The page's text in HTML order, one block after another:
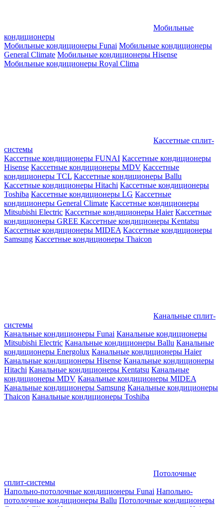
Мобильные
кондиционеры
Мобильные кондиционеры Funai Мобильные кондиционеры
General Climate Мобильные кондиционеры Hisense
Мобильные кондиционеры Royal Clima
Кассетные сплит-
системы
Кассетные кондиционеры FUNAI Кассетные кондиционеры
Hisense Кассетные кондиционеры MDV Кассетные
кондиционеры TCL Кассетные кондиционеры Ballu
Кассетные кондиционеры Hitachi Кассетные кондиционеры
Toshiba Кассетные кондиционеры LG Кассетные
кондиционеры General Climate Кассетные кондиционеры
Mitsubishi Electric Кассетные кондиционеры Haier Кассетные
кондиционеры GREE Кассетные кондиционеры Kentatsu
Кассетные кондиционеры MIDEA Кассетные кондиционеры
Samsung Кассетные кондиционеры Thaicon
Канальные сплит-
системы
Канальные кондиционеры Funai Канальные кондиционеры
Mitsubishi Electric Канальные кондиционеры Ballu Канальные
кондиционеры Energolux Канальные кондиционеры Haier
Канальные кондиционеры Hisense Канальные кондиционеры
Hitachi Канальные кондиционеры Kentatsu Канальные
кондиционеры MDV Канальные кондиционеры MIDEA
Канальные кондиционеры Samsung Канальные кондиционеры
Thaicon Канальные кондиционеры Toshiba
Потолочные
сплит-системы
Напольно-потолочные кондиционеры Funai Напольно-
потолочные кондиционеры Ballu Потолочные кондиционеры